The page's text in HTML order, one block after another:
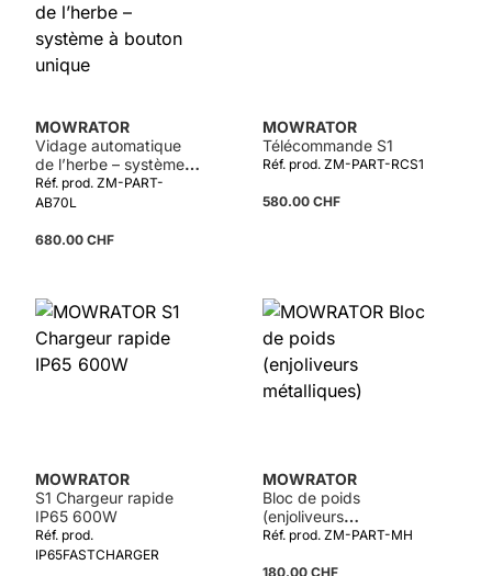
MOWRATOR
Vidage automatique
de l’herbe – système à
bouton unique
Réf. prod. ZM-PART-
AB70L
680.00 CHF
MOWRATOR
Télécommande S1
Réf. prod. ZM-PART-RCS1
580.00 CHF
MOWRATOR
S1 Chargeur rapide
IP65 600W
Réf. prod.
IP65FASTCHARGER
MOWRATOR
Bloc de poids
(enjoliveurs
métalliques)
Réf. prod. ZM-PART-MH
180.00 CHF